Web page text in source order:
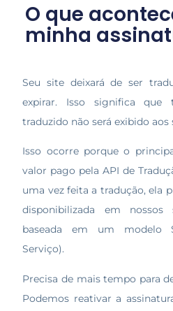
O que
minha
Seu site deixará de ser
expirar. Isso significa
traduzido não será exibido aos
Isso ocorre porque o
valor pago pela API de
uma vez feita a tradução, ela
disponibilizada em nossos
baseada em um modelo
Serviço).
Precisa de mais tempo para
Podemos reativar a